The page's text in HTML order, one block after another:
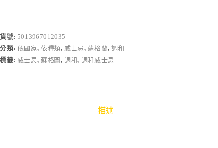
貨號: 5013967012035
分類: 依國家, 依種類, 威士忌,蘇格蘭, 調和
標籤: 威士忌, 蘇格蘭,調和, 調和威士忌
描述